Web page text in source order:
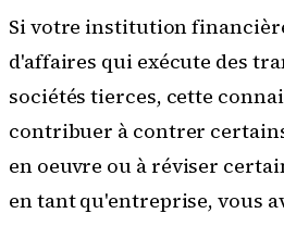
Si votre institution
d'affaires qui exécute des
sociétés tierces, cette
contribuer à contrer
en oeuvre ou à réviser
en tant qu'entreprise, vous